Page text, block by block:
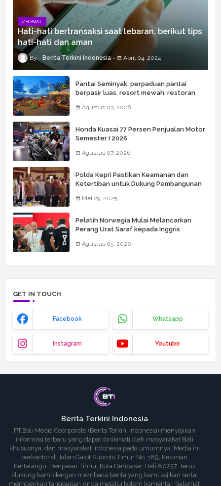
#SOSIAL
Hati-hati bertransaksi saat lebaran, berikut tips
hati-hati dan aman
Berita Terkini Indonesia April 04, 2024
Pantai Seminyak, perpaduan pantai
berpasir luas, resort mewah, restoran
Agustus 03, 2026
Honda Kuasai 77 Persen Penjualan Motor
Semester I 2026
Agustus 07, 2026
Polda Kepri Pastikan Keamanan dan
Ketertiban untuk Dukung Pembangunan
Mei 29, 2025
Pelatih Norwegia Mulai Melancarkan
Perang Urat Saraf kepada Inggris
Agustus 05, 2026
GET IN TOUCH
Facebook Whatsapp
Instagram Youtube
Berita Terkini Indonesia
PT.Bali Media Coorporate (Berita Terkini Indonesia) menyajikan
informasi terbaru yang dapat dinikmati oleh masyarakat Bali
khususnya, dan masyarakat Indonesia pada umumnya. Media ini
berkantor di Jalan Gatot Subroto Timur No. 189, Kesiman
Kertalangu, Denpasar Timur, Kota Denpasar, Bali 80237. Terus
dukung kami dengan membaca berita yang kami sajikan serta
memberikan tanggapan Anda melalui kolom komentar. Selamat